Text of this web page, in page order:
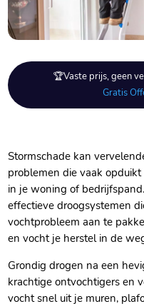
🏆Vaste prijs, geen
Gratis
Stormschade kan
problemen die vaak
in je woning of
effectieve droogsystemen
vochtprobleem aan te
en vocht je herstel in de
Grondig drogen na een
krachtige ontvochtigers en
vocht snel uit je muren,